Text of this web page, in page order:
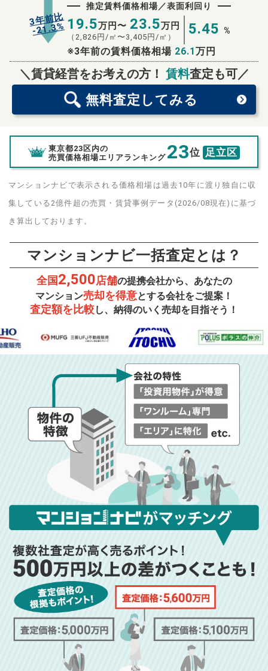
3年前比
-21.3%
推定賃料価格相場／表面利回り
19.5万円〜 23.5万円
（ 2,826 円/㎡〜 3,405 円/㎡） 5.45 %
※3年前の賃料価格相場 26.1万円
＼賃貸経営をお考えの方！ 賃料査定も可／
無料査定 してみる
無料査定スタート！
東京都23区内の
売買価格相場エリアランキング 23位 足立区
マンションナビで表示される価格相場は過去10年に渡り独自に収
集している2億件超の売買・賃貸事例データ(2026/08現在)に基づ
き算出しております。
マンションナビ一括査定とは？
全国2,500店舗の提携会社から、あなたの
マンション売却を得意とする会社をご提案！
査定額を比較し、納得のいく売却を目指そう！